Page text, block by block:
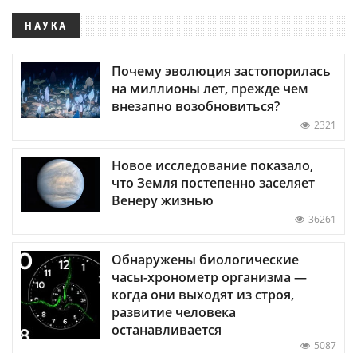
НАУКА
Почему эволюция застопорилась
на миллионы лет, прежде чем
внезапно возобновиться?
2321
Новое исследование показало,
что Земля постепенно заселяет
Венеру жизнью
36261
Обнаружены биологические
часы-хронометр организма —
когда они выходят из строя,
развитие человека
останавливается
5087